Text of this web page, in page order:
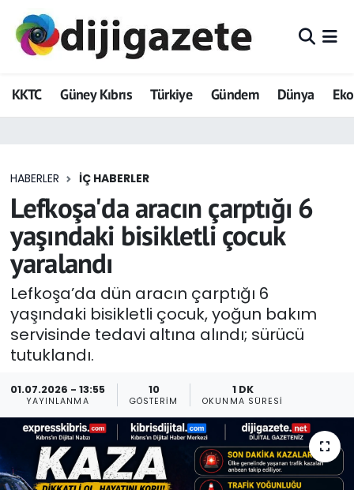
KKTC Güney Kıbrıs Türkiye Gündem Dünya
HABERLER İÇ HABERLER
Lefkoşa'da aracın çarptığı 6
yaşındaki bisikletli çocuk
yaralandı
Lefkoşa’da dün aracın çarptığı 6
yaşındaki bisikletli çocuk, yoğun bakım
servisinde tedavi altına alındı; sürücü
tutuklandı.
01.07.2026 - 13:55
YAYINLANMA
10
GÖSTERIM
1 DK
OKUNMA SÜRESI
ADVERTORIAL
Dijigazete
Eğitim
Ekonomi
Foto Galeri
GEZİ
Güncel
Gündem
KKTC
KKTC YEREL SEÇİM 2018
Hava Durumu
Trafik Durumu
Tüm Manşetler
Son Dakika Haberleri
Haber Arşivi